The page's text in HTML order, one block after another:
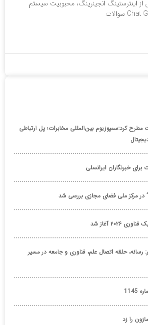
از اینترستینگ انجینرینگ، محبوبیت سیستم
مطرح کرد:سمپوزیوم بین‌المللی مخابرات؛ پل ارتباطی
در مرکز ملی فضای مجازی بررسی شد
آغاز شد
حلقه اتصال علم، فناوری و جامعه در مسیر
را زد